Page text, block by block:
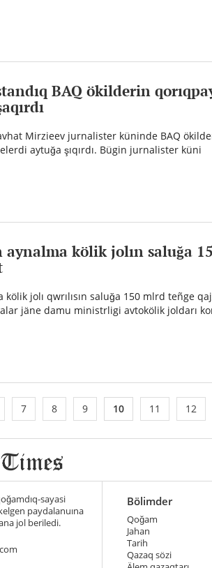
BAQ ökilderin
Mirzieev jurnalister küninde BAQ
aytuğa şıqırdı. Bügin jurnalister küni
aynalma kölik jolın saluğa
kölik jolı qwrılısın saluğa 150 mlrd teñge
jäne damu ministrligi avtokölik joldarı
7 8 9 10 11 12
sayasi
paydalanuına
jol beriledi.
Bölimder
Qoğam
Jahan
Tarih
Qazaq sözi